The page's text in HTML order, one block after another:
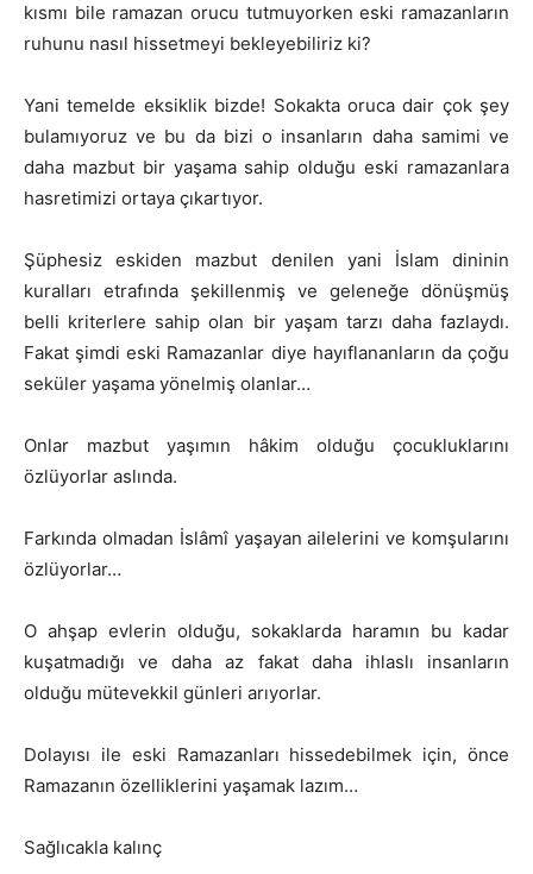
kısmı bile ramazan orucu tutmuyorken eski ramazanların
ruhunu nasıl hissetmeyi bekleyebiliriz ki?
Yani temelde eksiklik bizde! Sokakta oruca dair çok şey
bulamıyoruz ve bu da bizi o insanların daha samimi ve
daha mazbut bir yaşama sahip olduğu eski ramazanlara
hasretimizi ortaya çıkartıyor.
Şüphesiz eskiden mazbut denilen yani İslam dininin
kuralları etrafında şekillenmiş ve geleneğe dönüşmüş
belli kriterlere sahip olan bir yaşam tarzı daha fazlaydı.
Fakat şimdi eski Ramazanlar diye hayıflananların da çoğu
seküler yaşama yönelmiş olanlar…
Onlar mazbut yaşımın hâkim olduğu çocukluklarını
özlüyorlar aslında.
Farkında olmadan İslâmî yaşayan ailelerini ve komşularını
özlüyorlar…
O ahşap evlerin olduğu, sokaklarda haramın bu kadar
kuşatmadığı ve daha az fakat daha ihlaslı insanların
olduğu mütevekkil günleri arıyorlar.
Dolayısı ile eski Ramazanları hissedebilmek için, önce
Ramazanın özelliklerini yaşamak lazım…
Sağlıcakla kalınç